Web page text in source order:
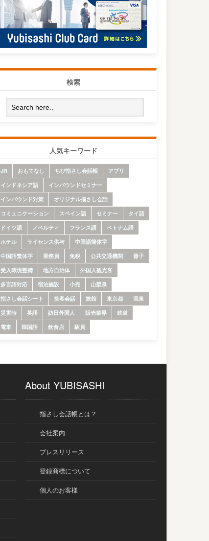
検索
人気キーワード
JR おもてなし ちび指さし会話帳
アプリ
インドネシア語
インバウンドセミナー
インバウンド対策
オリジナル指さし会話
コミュニケーション
スペイン語 セミナー
タイ語
ドイツ語
ノベルティ フランス語
ベトナム語
ホテル
ライセンス供与
中国語簡体字
中国語繁体字
乗務員 免税 公共交通機関
冊子
受入環境整備
地方自治体
外国人観光客
多言語対応
宿泊施設 小売
山梨県
指さし会話シート
接客会話 旅館 東京都
温泉
災害時
英語 訪日外国人 販売業界
鉄道
電車
韓国語 飲食店 駅員
About YUBISASHI
指さし会話帳とは？
会社案内
プレスリリース
登録商標について
個人のお客様